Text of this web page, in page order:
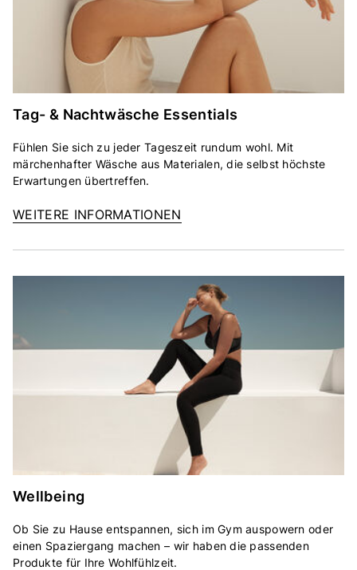
Tag- & Nachtwäsche Essentials
Fühlen Sie sich zu jeder Tageszeit rundum wohl. Mit
märchenhafter Wäsche aus Materialen, die selbst höchste
Erwartungen übertreffen.
WEITERE INFORMATIONEN
Wellbeing
Ob Sie zu Hause entspannen, sich im Gym auspowern oder
einen Spaziergang machen – wir haben die passenden
Produkte für Ihre Wohlfühlzeit.